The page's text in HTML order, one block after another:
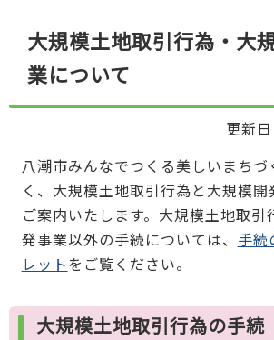
大規模土地取引行為・大
業について
更新
八潮市みんなでつくる美しいまちづ
く、大規模土地取引行為と大規模開
ご案内いたします。大規模土地取引
発事業以外の手続については、 手続
レットをご覧ください。
大規模土地取引行為の手続